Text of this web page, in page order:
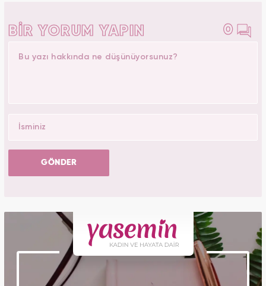
BİR YORUM YAPIN 0
GÖNDER